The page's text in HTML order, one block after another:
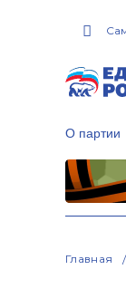
О партии
Главная